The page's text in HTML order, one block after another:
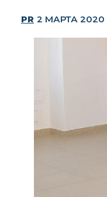
PR 2 МАРТА 2020